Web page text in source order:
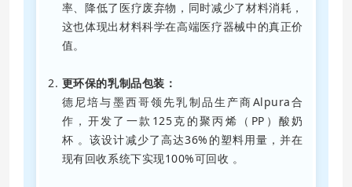
率、降低了医疗废弃物，同时减少了材料消耗，
这也体现出材料科学在高端医疗器械中的真正价
值。
更环保的乳制品包装：
德尼培与墨西哥领先乳制品生产商Alpura合
作，开发了一款125克的聚丙烯（PP）酸奶
杯 。该设计减少了高达36%的塑料用量，并在
现有回收系统下实现100%可回收 。